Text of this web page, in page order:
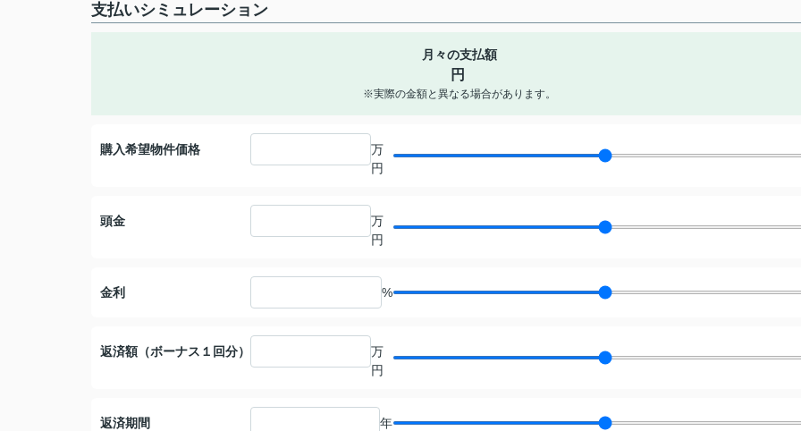
支払いシミュレーション
月々の支払額
円
※実際の金額と異なる場合があります。
購入希望物件価格
万
円
頭金
万
円
金利 %
返済額（ボーナス１回分）
万
円
返済期間 年